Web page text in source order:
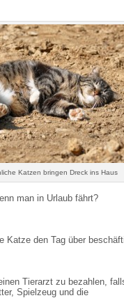
Katzen bringen Dreck ins Haus
man in Urlaub fährt?
Katze den Tag über
Tierarzt zu bezahlen,
Spielzeug und die